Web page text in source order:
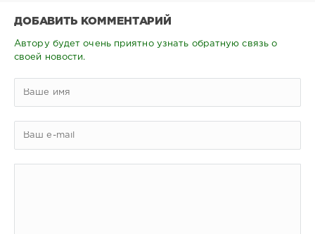
ДОБАВИТЬ КОММЕНТАРИЙ
Автору будет очень приятно узнать обратную связь о
своей новости.